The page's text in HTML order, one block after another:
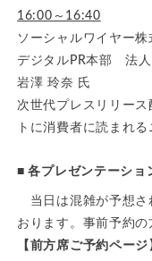
16:00～16:40
ソーシャルワイヤー株
デジタルPR本部 法
岩澤 玲奈 氏
次世代プレスリリー
トに消費者に読まれ
■ 各プレゼンテーショ
当日は混雑が予想さ
おります。事前予約の
【前方席ご予約ページ